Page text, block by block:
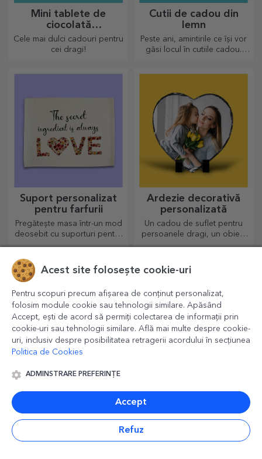
Mini tablete de
ciocolată
personalizată
Cele mai dulci cadouri pentru
cei dragi!
Cutii de cadou din
lemn
Peste ani, amintirile ce își vor
găsi locul în cutiile cadou.
Suport personalizat
pentru farfurii
Pregătește masa într-un mod
deosebit cu suporturi pentru
farfurii. Pot fi personalizate cu
membru de la masă.
Ardezie decorativă
personalizată
Un cadou de suflet pentru
persoanele dragi, un obiect
de decor special.
personalizate
Pentru toți pasionații de bere
magneți sunt cadouri foarte
dragi poze și oferă cadouri
Acest site folosește cookie-uri
Pentru scopuri precum afișarea de conținut personalizat,
folosim module cookie sau tehnologii similare. Apăsând
Accept, ești de acord să permiți colectarea de informații prin
cookie-uri sau tehnologii similare. Află mai multe despre cookie-
uri, inclusiv despre posibilitatea retragerii acordului în secțiunea
Politica de Cookies
ADMINSTRARE PREFERINȚE
Accept
Refuz